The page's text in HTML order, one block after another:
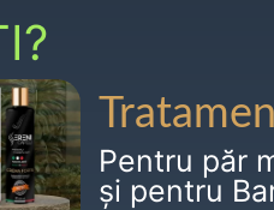
Pentru păr
și pentru